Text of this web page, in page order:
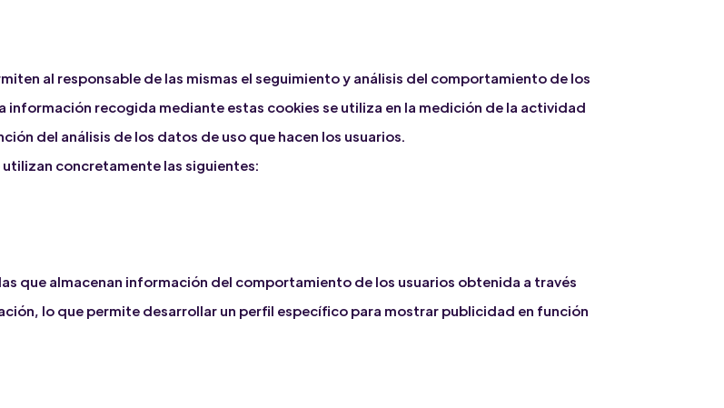
al responsable de las mismas el seguimiento y análisis del comportamiento de los
información recogida mediante estas cookies se utiliza en la medición de la actividad
del análisis de los datos de uso que hacen los usuarios.
concretamente las siguientes:
que almacenan información del comportamiento de los usuarios obtenida a través
lo que permite desarrollar un perfil específico para mostrar publicidad en función